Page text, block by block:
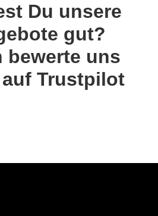
Du unsere
gut?
bewerte uns
Trustpilot